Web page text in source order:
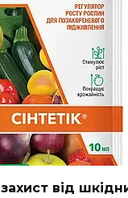
від